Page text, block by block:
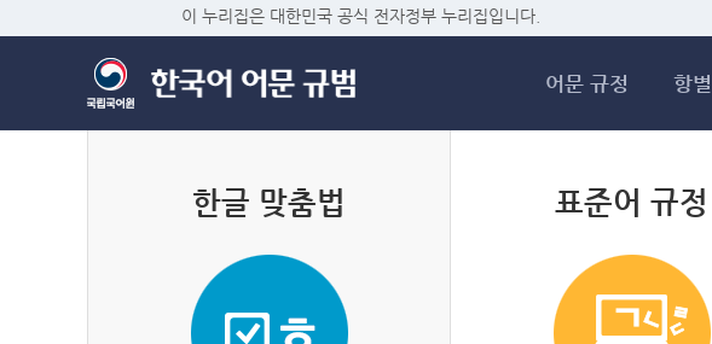
이 누리집은 대한민국 공식 전자정부 누리집입니다.
어문 규정 항
한글 맞춤법 표준어 규정